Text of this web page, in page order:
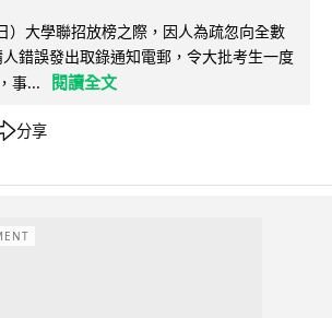
）大學聯招放榜之際，因人為疏忽向全數
錯誤發出取錄通知電郵，令大批考生一度
事...
閱讀全文
分享